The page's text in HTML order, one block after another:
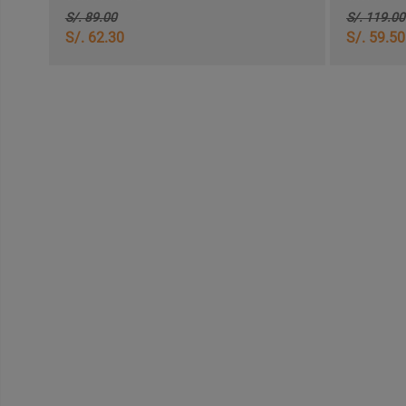
S/. 89.00
S/. 62.30
S/. 119.00
S/. 59.50